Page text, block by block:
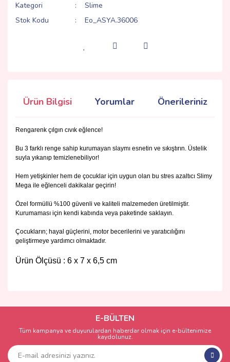
Kategori
Slime
Stok Kodu
Eo_ASYA.36006
Ürün Bilgisi Yorumlar Önerileriniz
Rengarenk çılgın cıvık eğlence!
Bu 3 farklı renge sahip kurumayan slaymı esnetin ve sıkıştırın. Üstelik
suyla yıkanıp temizlenebiliyor!
Hem yetişkinler hem de çocuklar için uygun olan bu stres azaltıcı Slimy
Mega ile eğlenceli dakikalar geçirin!
Özel formüllü %100 güvenli ve kaliteli malzemeden üretilmiştir.
Kurumaması için kendi kabında veya paketinde saklayın.
Çocukların; hayal güçlerini, motor becerilerini ve yaratıcılığını
geliştirmeye yardımcı olmaktadır.
Ürün Ölçüsü : 6 x 7 x 6,5 cm
Yorum Yaz
kullanarak tarafımıza iletebilirsiniz.
Görüş ve önerileriniz için teşekkür ederiz.
Ürün açıklamasında eksik bilgiler bulunuyor.
E-BÜLTEN
Tüm kampanya ve duyurulardan haberdar olmak için e-bültenimize
kaydolunuz.